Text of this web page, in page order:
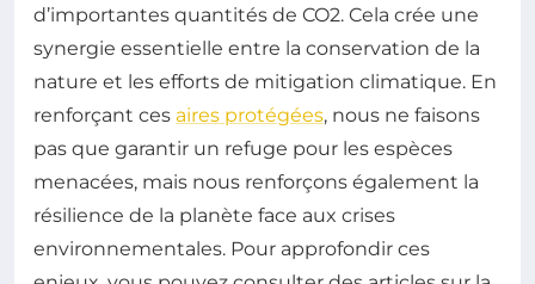
d’importantes quantités de CO2. Cela crée une
synergie essentielle entre la conservation de la
nature et les efforts de mitigation climatique. En
renforçant ces aires protégées, nous ne faisons
pas que garantir un refuge pour les espèces
menacées, mais nous renforçons également la
résilience de la planète face aux crises
environnementales. Pour approfondir ces